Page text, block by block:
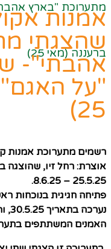
מתערוכת "בארץ
ברעננה (מאי 25)
אמנות
שהצגתי
אהבתי"-
"על
25)
רשמים מתערוכת אמנות
אוצרת: רחל זיו, שהוצגה
25.5.25 – 8.6.25.
פתיחה חגיגית בנוכחות
האמנים המשתתפים